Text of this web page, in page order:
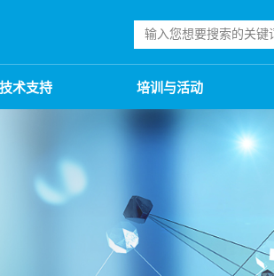
技术支持 培训与活动